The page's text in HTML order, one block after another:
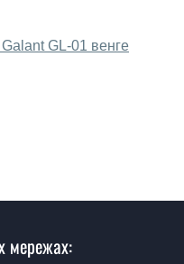
для
робите?
зробити замір та
має з
Після виміру та
заявку, не
Galant GL-01 венге
мережах: